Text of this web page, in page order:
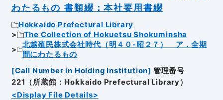
わたるもの 書類綴：本社要用書綴
Hokkaido Prefectural Library
The Collection of Hokuetsu Shokuminsha
北越殖民株式会社時代（明４０‐昭２７） ア．全期
間にわたるもの
[Call Number in Holding Institution] 管理番号
221（所蔵館：Hokkaido Prefectural Library）
<Display File Details>